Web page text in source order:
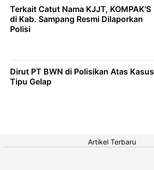
Terkait Catut Nama KJJT, KOMPAK'S
di Kab. Sampang Resmi Dilaporkan
Polisi
Dirut PT BWN di Polisikan Atas Kasus
Tipu Gelap